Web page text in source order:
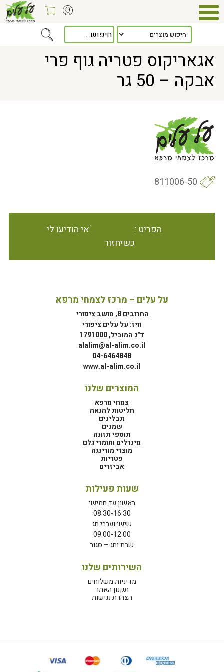
> אגאריקוס פטריה גוף פרי אבקה – 50 גר
אגאריקוס פטריה גוף פרי
אבקה – 50 גר
811006-50
הפריט אינו זמין במלאי הודיעו לי
כשיחזור
על עלים – מרכז לצמחי מרפא
החרובים 8, מושב ציפורי
וויז: על עלים ציפורי
ד"נ המוביל, 1791000
alalim@al-alim.co.il
04-6464848
www.al-alim.co.il
המוצרים שלנו
צמחי מרפא
חליטות להנאה
תבלינים
שמנים
תוספי תזונה
מינרלים וחומרי גלם
מוצרי מורינגה
פטריות
אביזרים
שעות פעילות
ראשון עד חמישי
08:30-16:30
שישי וערבי חג
09:00-12:00
שבת וחג – סגור
השירותים שלנו
מדיניות משלוחים
תקנון האתר
הצהרת נגישות